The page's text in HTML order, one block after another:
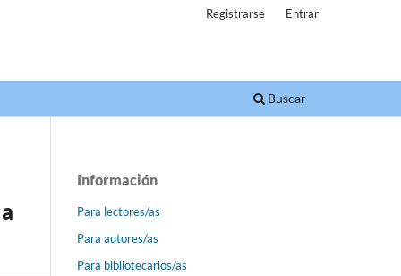
Buscar
Registrarse Entrar
Información
Para lectores/as
Para autores/as
Para bibliotecarios/as